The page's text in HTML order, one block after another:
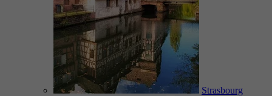
Strasbourg